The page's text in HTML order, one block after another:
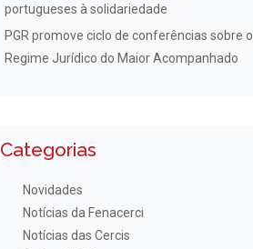
portugueses à solidariedade
PGR promove ciclo de conferências sobre o
Regime Jurídico do Maior Acompanhado
Categorias
Novidades
Notícias da Fenacerci
Notícias das Cercis